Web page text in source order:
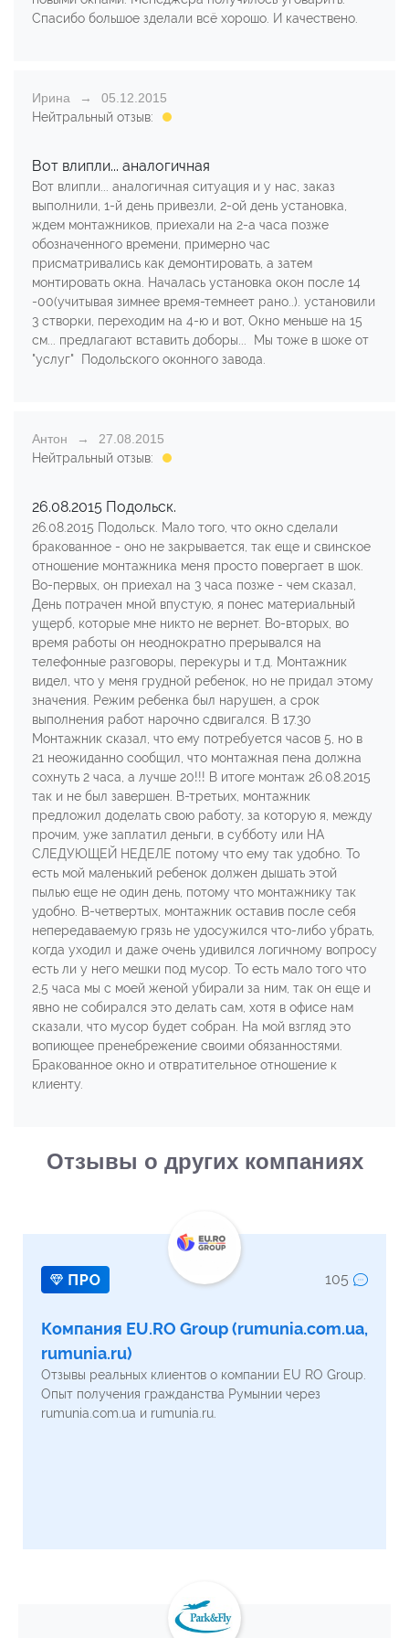
Спасибо большое зделали всё хорошо. И качествено.
Ирина
05.12.2015
Нейтральный отзыв:
Вот влипли... аналогичная
Вот влипли... аналогичная ситуация и у нас, заказ
выполнили, 1-й день привезли, 2-ой день установка,
ждем монтажников, приехали на 2-а часа позже
обозначенного времени, примерно час
присматривались как демонтировать, а затем
монтировать окна. Началась установка окон после 14
-00(учитывая зимнее время-темнеет рано..). установили
3 створки, переходим на 4-ю и вот, Окно меньше на 15
см... предлагают вставить доборы... Мы тоже в шоке от
"услуг" Подольского оконного завода.
Антон
27.08.2015
Нейтральный отзыв:
26.08.2015 Подольск.
26.08.2015 Подольск. Мало того, что окно сделали
бракованное - оно не закрывается, так еще и свинское
отношение монтажника меня просто повергает в шок.
Во-первых, он приехал на 3 часа позже - чем сказал,
День потрачен мной впустую, я понес материальный
ущерб, которые мне никто не вернет. Во-вторых, во
время работы он неоднократно прерывался на
телефонные разговоры, перекуры и т.д. Монтажник
видел, что у меня грудной ребенок, но не придал этому
значения. Режим ребенка был нарушен, а срок
выполнения работ нарочно сдвигался. В 17.30
Монтажник сказал, что ему потребуется часов 5, но в
21 неожиданно сообщил, что монтажная пена должна
сохнуть 2 часа, а лучше 20!!! В итоге монтаж 26.08.2015
так и не был завершен. В-третьих, монтажник
предложил доделать свою работу, за которую я, между
прочим, уже заплатил деньги, в субботу или НА
СЛЕДУЮЩЕЙ НЕДЕЛЕ потому что ему так удобно. То
есть мой маленький ребенок должен дышать этой
пылью еще не один день, потому что монтажнику так
удобно. В-четвертых, монтажник оставив после себя
непередаваемую грязь не удосужился что-либо убрать,
когда уходил и даже очень удивился логичному вопросу
есть ли у него мешки под мусор. То есть мало того что
2,5 часа мы с моей женой убирали за ним, так он еще и
явно не собирался это делать сам, хотя в офисе нам
сказали, что мусор будет собран. На мой взгляд это
вопиющее пренебрежение своими обязанностями.
Бракованное окно и отвратительное отношение к
клиенту.
Отзывы о других компаниях
105
Компания EU.RO Group (rumunia.com.ua,
rumunia.ru)
Отзывы реальных клиентов о компании EU RO Group.
Опыт получения гражданства Румынии через
rumunia.com.ua и rumunia.ru.